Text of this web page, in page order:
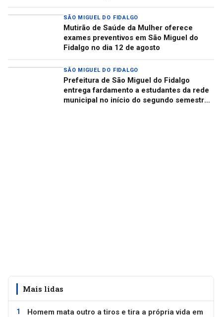
SÃO MIGUEL DO FIDALGO
Mutirão de Saúde da Mulher oferece
exames preventivos em São Miguel do
Fidalgo no dia 12 de agosto
SÃO MIGUEL DO FIDALGO
Prefeitura de São Miguel do Fidalgo
entrega fardamento a estudantes da rede
municipal no início do segundo semestre
Mais lidas
Homem mata outro a tiros e tira a própria vida em